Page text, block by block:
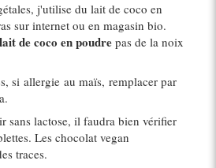
j'utilise du lait de coco en
sur internet ou en magasin bio.
lait de coco en poudre pas de la noix
si allergie au maïs, remplacer par
sans lactose, il faudra bien vérifier
Les chocolat vegan
traces.